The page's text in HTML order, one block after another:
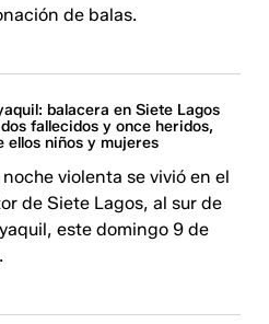
de balas.
balacera en Siete Lagos
fallecidos y once heridos,
ellos niños y mujeres
noche violenta se vivió en el
de Siete Lagos, al sur de
este domingo 9 de